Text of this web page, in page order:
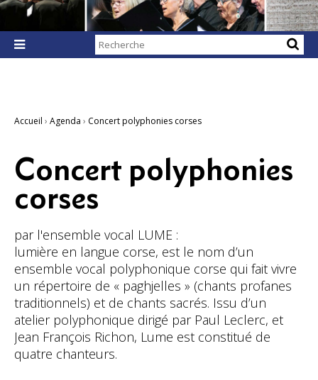

Chercher par
Recherche
Accueil › Agenda › Concert polyphonies corses
Concert polyphonies
corses
par l'ensemble vocal LUME :
lumière en langue corse, est le nom d’un
ensemble vocal polyphonique corse qui fait vivre
un répertoire de « paghjelles » (chants profanes
traditionnels) et de chants sacrés. Issu d’un
atelier polyphonique dirigé par Paul Leclerc, et
Jean François Richon, Lume est constitué de
quatre chanteurs.